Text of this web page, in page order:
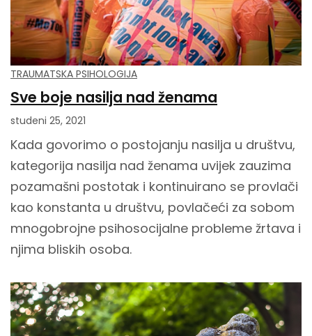
TRAUMATSKA PSIHOLOGIJA
Sve boje nasilja nad ženama
studeni 25, 2021
Kada govorimo o postojanju nasilja u društvu,
kategorija nasilja nad ženama uvijek zauzima
pozamašni postotak i kontinuirano se provlači
kao konstanta u društvu, povlačeći za sobom
mnogobrojne psihosocijalne probleme žrtava i
njima bliskih osoba.